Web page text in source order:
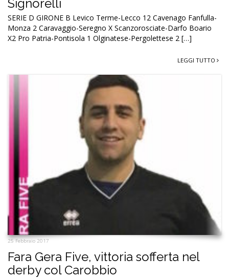
Signorelli
SERIE D GIRONE B Levico Terme-Lecco 12 Cavenago Fanfulla-
Monza 2 Caravaggio-Seregno X Scanzorosciate-Darfo Boario
X2 Pro Patria-Pontisola 1 Olginatese-Pergolettese 2 […]
LEGGI TUTTO
25 Febbraio 2017
Fara Gera Five, vittoria sofferta nel
derby col Carobbio